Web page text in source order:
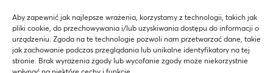
Aby zapewnić jak najlepsze wrażenia, korzystamy z technologii, takich jak
pliki cookie, do przechowywania i/lub uzyskiwania dostępu do informacji o
urządzeniu. Zgoda na te technologie pozwoli nam przetwarzać dane, takie
jak zachowanie podczas przeglądania lub unikalne identyfikatory na tej
stronie. Brak wyrażenia zgody lub wycofanie zgody może niekorzystnie
Wykonanie:nFinity.pl